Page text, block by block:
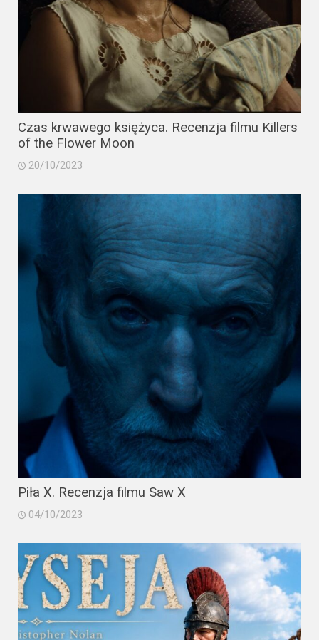
Czas krwawego księżyca. Recenzja filmu Killers
of the Flower Moon
20/10/2023
Piła X. Recenzja filmu Saw X
04/10/2023